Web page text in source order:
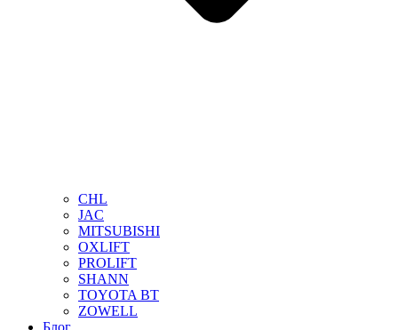
CHL
JAC
MITSUBISHI
OXLIFT
PROLIFT
SHANN
TOYOTA BT
ZOWELL